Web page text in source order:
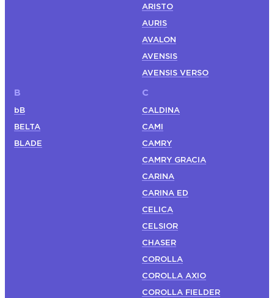
ARISTO
AURIS
AVALON
AVENSIS
AVENSIS VERSO
B
bB
BELTA
BLADE
C
CALDINA
CAMI
CAMRY
CAMRY GRACIA
CARINA
CARINA ED
CELICA
CELSIOR
CHASER
COROLLA
COROLLA AXIO
COROLLA FIELDER